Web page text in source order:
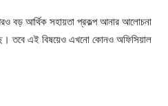
বড় আর্থিক সহায়তা প্রকল্প আনার আলোচনা
তবে এই বিষয়েও এখনো কোনও অফিসিয়াল